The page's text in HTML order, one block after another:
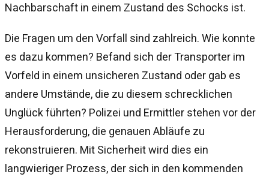
Nachbarschaft in einem Zustand des Schocks ist.
Die Fragen um den Vorfall sind zahlreich. Wie konnte
es dazu kommen? Befand sich der Transporter im
Vorfeld in einem unsicheren Zustand oder gab es
andere Umstände, die zu diesem schrecklichen
Unglück führten? Polizei und Ermittler stehen vor der
Herausforderung, die genauen Abläufe zu
rekonstruieren. Mit Sicherheit wird dies ein
langwieriger Prozess, der sich in den kommenden